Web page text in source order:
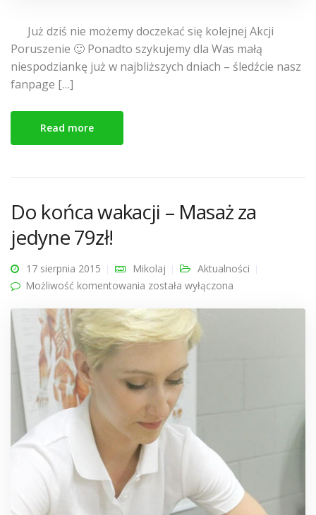
Już dziś nie możemy doczekać się kolejnej Akcji
Poruszenie 🙂 Ponadto szykujemy dla Was małą
niespodziankę już w najbliższych dniach – śledźcie nasz
fanpage […]
Read more
Do końca wakacji – Masaż za
jedyne 79zł!
17 sierpnia 2015 Mikolaj
Aktualności
Możliwość komentowania Do końca wakacji – Masaż za
jedyne 79zł!
została wyłączona